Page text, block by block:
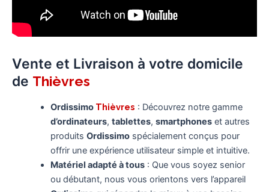
Vente et Livraison à votre domicile
de Thièvres
Ordissimo Thièvres : Découvrez notre gamme
d’ordinateurs, tablettes, smartphoneset autres
produits Ordissimospécialement conçus pour
offrir une expérience utilisateur simple et intuitive.
Matériel adapté à tous: Que vous soyez senior
ou débutant, nous vous orientons vers l’appareil